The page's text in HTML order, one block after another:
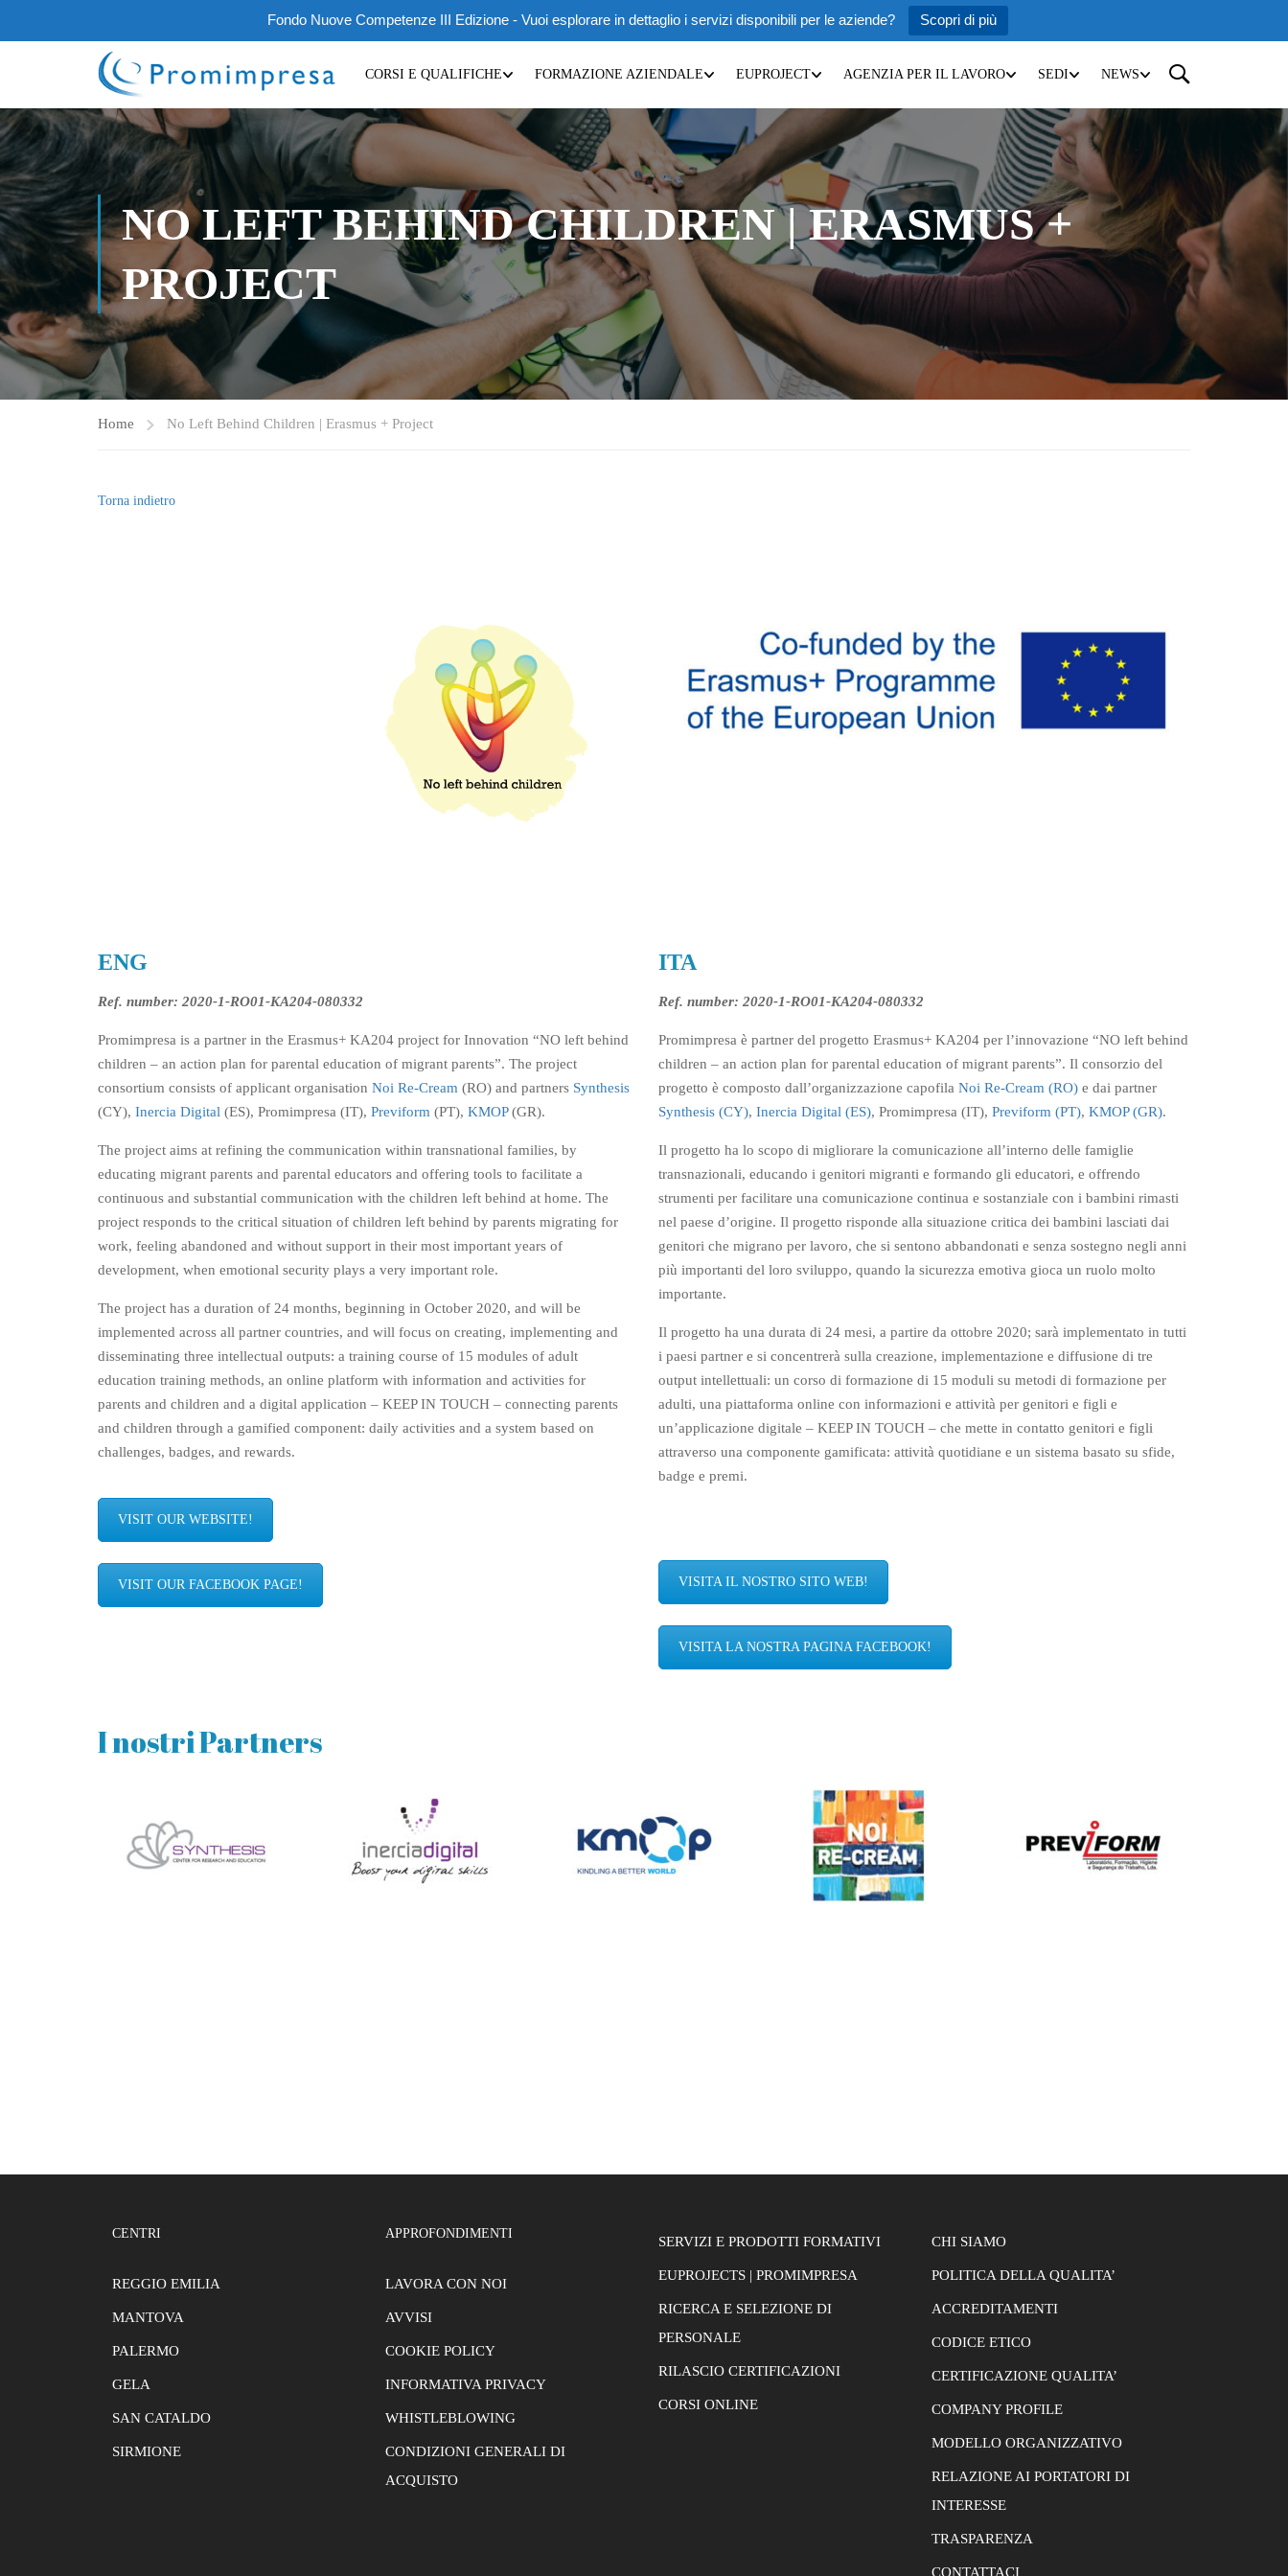
Fondo Nuove Competenze III Edizione - Vuoi esplorare in dettaglio i servizi disponibili per le aziende? Scopri di più
CORSI E QUALIFICHE FORMAZIONE AZIENDALE EUPROJECT AGENZIA PER IL LAVORO SEDI NEWS
NO LEFT BEHIND CHILDREN | ERASMUS +
PROJECT
Home No Left Behind Children | Erasmus + Project
Torna indietro
ENG
Ref. number: 2020-1-RO01-KA204-080332
Promimpresa is a partner in the Erasmus+ KA204 project for Innovation “NO left behind
children – an action plan for parental education of migrant parents”. The project
consortium consists of applicant organisation Noi Re-Cream (RO) and partners Synthesis
(CY), Inercia Digital (ES), Promimpresa (IT), Previform (PT), KMOP(GR).
The project aims at refining the communication within transnational families, by
educating migrant parents and parental educators and offering tools to facilitate a
continuous and substantial communication with the children left behind at home. The
project responds to the critical situation of children left behind by parents migrating for
work, feeling abandoned and without support in their most important years of
development, when emotional security plays a very important role.
The project has a duration of 24 months, beginning in October 2020, and will be
implemented across all partner countries, and will focus on creating, implementing and
disseminating three intellectual outputs: a training course of 15 modules of adult
education training methods, an online platform with information and activities for
parents and children and a digital application – KEEP IN TOUCH – connecting parents
and children through a gamified component: daily activities and a system based on
challenges, badges, and rewards.
VISIT OUR WEBSITE!
VISIT OUR FACEBOOK PAGE!
ITA
Ref. number: 2020-1-RO01-KA204-080332
Promimpresa è partner del progetto Erasmus+ KA204 per l’innovazione “NO left behind
children – an action plan for parental education of migrant parents”. Il consorzio del
progetto è composto dall’organizzazione capofila Noi Re-Cream (RO) e dai partner
Synthesis (CY), Inercia Digital (ES), Promimpresa (IT), Previform (PT), KMOP (GR).
Il progetto ha lo scopo di migliorare la comunicazione all’interno delle famiglie
transnazionali, educando i genitori migranti e formando gli educatori, e offrendo
strumenti per facilitare una comunicazione continua e sostanziale con i bambini rimasti
nel paese d’origine. Il progetto risponde alla situazione critica dei bambini lasciati dai
genitori che migrano per lavoro, che si sentono abbandonati e senza sostegno negli anni
più importanti del loro sviluppo, quando la sicurezza emotiva gioca un ruolo molto
importante.
Il progetto ha una durata di 24 mesi, a partire da ottobre 2020; sarà implementato in tutti
i paesi partner e si concentrerà sulla creazione, implementazione e diffusione di tre
output intellettuali: un corso di formazione di 15 moduli su metodi di formazione per
adulti, una piattaforma online con informazioni e attività per genitori e figli e
un’applicazione digitale – KEEP IN TOUCH – che mette in contatto genitori e figli
attraverso una componente gamificata: attività quotidiane e un sistema basato su sfide,
badge e premi.
VISITA IL NOSTRO SITO WEB!
VISITA LA NOSTRA PAGINA FACEBOOK!
I nostri Partners
CENTRI
REGGIO EMILIA
MANTOVA
PALERMO
GELA
SAN CATALDO
SIRMIONE
APPROFONDIMENTI
LAVORA CON NOI
AVVISI
COOKIE POLICY
INFORMATIVA PRIVACY
WHISTLEBLOWING
CONDIZIONI GENERALI DI
ACQUISTO
SERVIZI E PRODOTTI FORMATIVI
EUPROJECTS | PROMIMPRESA
RICERCA E SELEZIONE DI
PERSONALE
RILASCIO CERTIFICAZIONI
CORSI ONLINE
CHI SIAMO
POLITICA DELLA QUALITA’
ACCREDITAMENTI
CODICE ETICO
CERTIFICAZIONE QUALITA’
COMPANY PROFILE
MODELLO ORGANIZZATIVO
RELAZIONE AI PORTATORI DI
INTERESSE
TRASPARENZA
CONTATTACI